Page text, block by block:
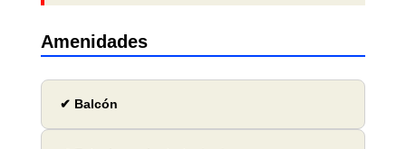
Amenidades
✔ Balcón